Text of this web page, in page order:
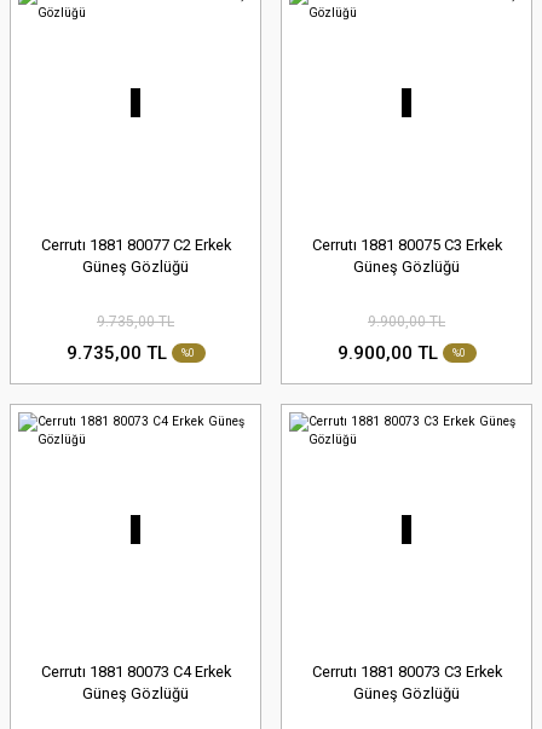
Cerrutı 1881 80077 C2 Erkek
Güneş Gözlüğü
9.735,00 TL
9.735,00 TL %0
Cerrutı 1881 80075 C3 Erkek
Güneş Gözlüğü
9.900,00 TL
9.900,00 TL %0
Cerrutı 1881 80073 C4 Erkek
Güneş Gözlüğü
Cerrutı 1881 80073 C3 Erkek
Güneş Gözlüğü